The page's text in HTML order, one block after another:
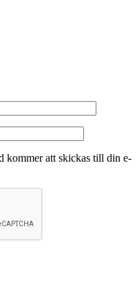
kommer att skickas till din e-